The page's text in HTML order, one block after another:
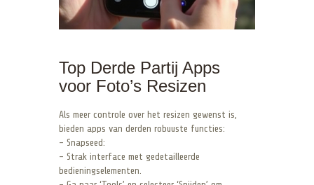
Top Derde Partij Apps
voor Foto’s Resizen
Als meer controle over het resizen gewenst is,
bieden apps van derden robuuste functies:
– Snapseed:
– Strak interface met gedetailleerde
bedieningselementen.